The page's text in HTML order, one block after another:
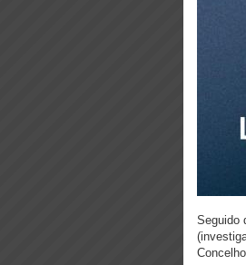
Seguido